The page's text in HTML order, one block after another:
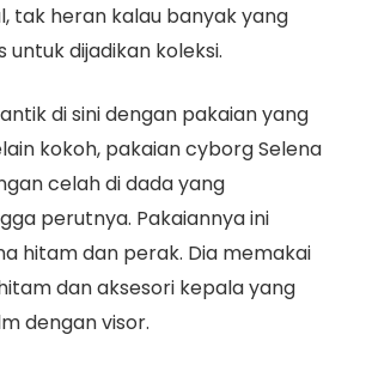
tak heran kalau banyak yang
untuk dijadikan koleksi.
di sini dengan pakaian yang
kokoh, pakaian cyborg Selena
celah di dada yang
perutnya. Pakaiannya ini
hitam dan perak. Dia memakai
dan aksesori kepala yang
dengan visor.